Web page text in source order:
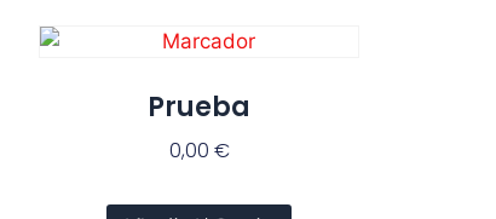
Prueba
0,00 €